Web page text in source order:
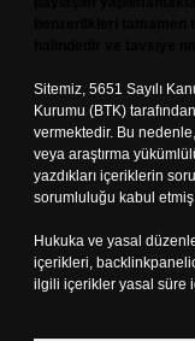
Sitemiz, 5651 Sayılı
Kurumu (BTK)
vermektedir. Bu
veya araştırma
yazdıkları içeriklerin
sorumluluğu kabul etmiş
Hukuka ve yasal
içerikleri,
ilgili içerikler yasal süre